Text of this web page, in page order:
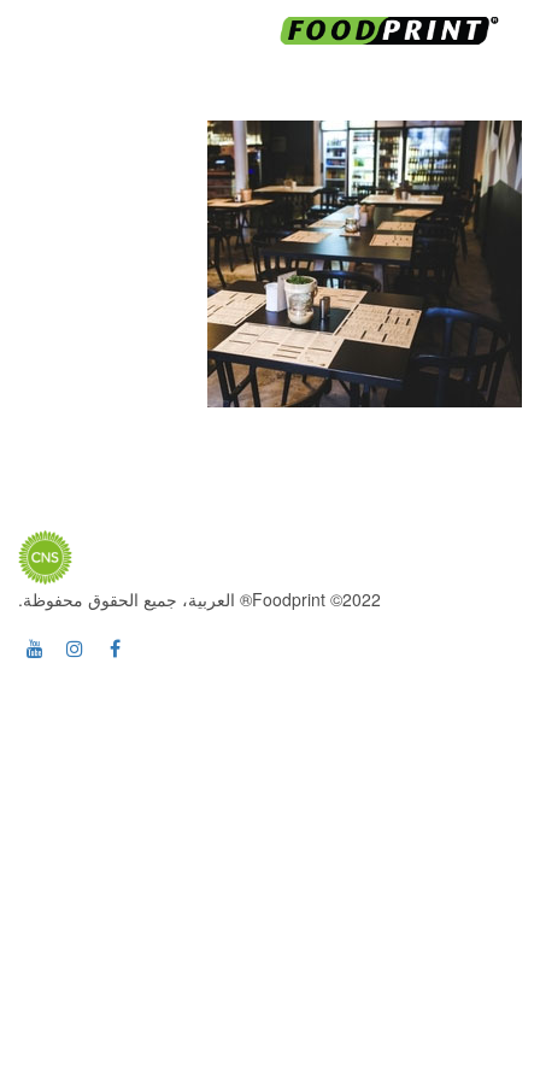
2022© Foodprint® العربية، جميع الحقوق محفوظة.